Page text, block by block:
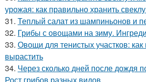
урожая: как правильно хранить
31. Теплый салат из шампиньонов и
32. Грибы с овощами на зиму.
33. Овощи для тенистых участков:
вырастить
34. Через сколько дней после дождя